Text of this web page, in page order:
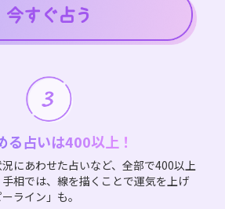
る占いは400以上！
にあわせた占いなど、全部で400以上
相では、線を描くことで運気を上げ
ライン」も。